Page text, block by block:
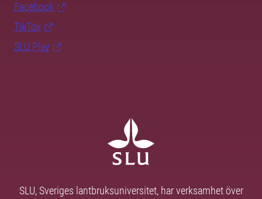
Facebook
TikTok
SLU Play
SLU, Sveriges lantbruksuniversitet, har verksamhet över